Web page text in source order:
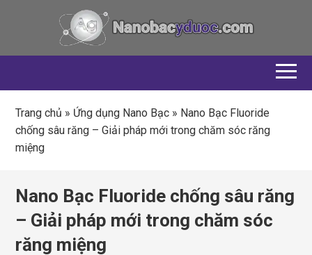
Trang chủ » Ứng dụng Nano Bạc » Nano Bạc Fluoride
chống sâu răng – Giải pháp mới trong chăm sóc răng
miệng
Nano Bạc Fluoride chống sâu răng
– Giải pháp mới trong chăm sóc
răng miệng